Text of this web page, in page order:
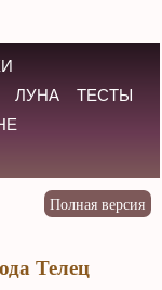
ЛУНА
ТЕСТЫ
Телец